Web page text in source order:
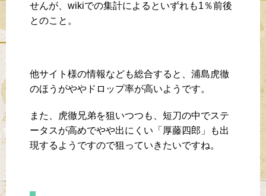
せんが、wikiでの集計によるといずれも1％前後
とのこと。
他サイト様の情報なども総合すると、浦島虎徹
のほうがややドロップ率が高いようです。
また、虎徹兄弟を狙いつつも、短刀の中でステ
ータスが高めでやや出にくい「厚藤四郎」も出
現するようですので狙っていきたいですね。